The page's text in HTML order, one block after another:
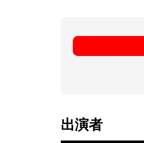
出演者